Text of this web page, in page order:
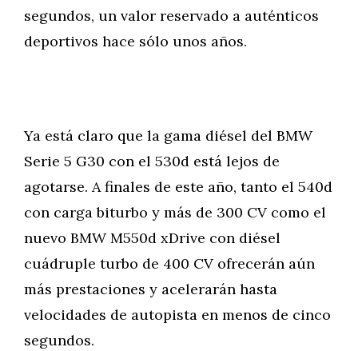
segundos, un valor reservado a auténticos
deportivos hace sólo unos años.
Ya está claro que la gama diésel del BMW
Serie 5 G30 con el 530d está lejos de
agotarse. A finales de este año, tanto el 540d
con carga biturbo y más de 300 CV como el
nuevo BMW M550d xDrive con diésel
cuádruple turbo de 400 CV ofrecerán aún
más prestaciones y acelerarán hasta
velocidades de autopista en menos de cinco
segundos.